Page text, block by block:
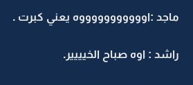
ماجد :اوووووووووووه يعني كبرت .
راشد : اوه صباح الخيييير.